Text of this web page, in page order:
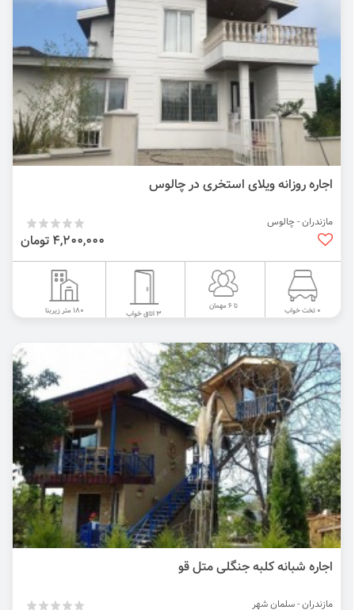
اجاره روزانه ویلای استخری در چالوس
مازندران - چالوس
4,200,000 تومان
0 تخت خواب تا 6 مهمان
3 اتاق خواب 180 متر زیربنا
اجاره شبانه کلبه جنگلی متل قو
مازندران - سلمان شهر